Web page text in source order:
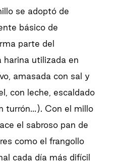
se adoptó de
básico de
parte del
harina utilizada en
amasada con sal y
con leche, escaldado
turrón…). Con el millo
el sabroso pan de
como el frangollo
cada día más difícil